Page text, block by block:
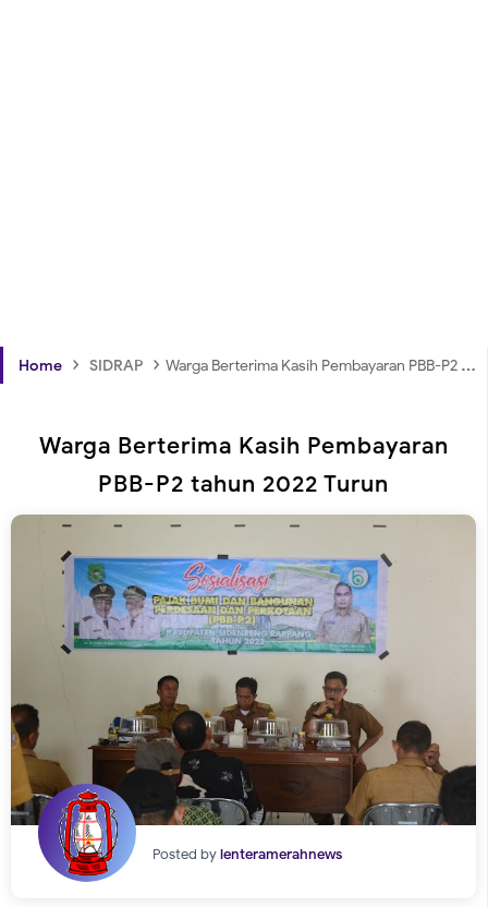
Home › SIDRAP › Warga Berterima Kasih Pembayaran PBB-P2 tahun 2022 Turun
Warga Berterima Kasih Pembayaran
PBB-P2 tahun 2022 Turun
Posted bylenteramerahnews